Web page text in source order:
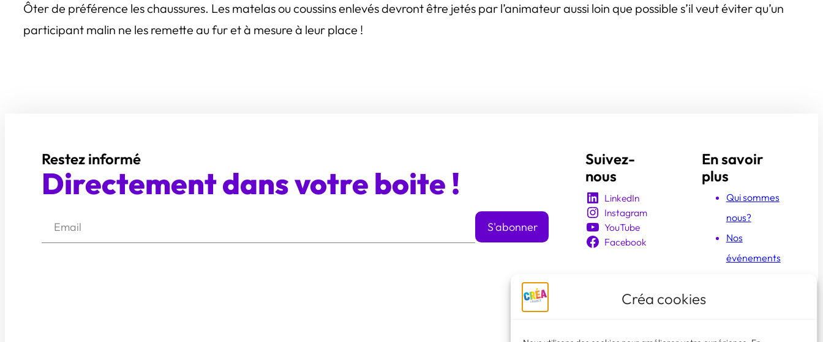
Créa cookies
Ôter de préférence les chaussures. Les matelas ou coussins enlevés devront être jetés par l’animateur aussi loin que possible s’il veut éviter qu’un
participant malin ne les remette au fur et à mesure à leur place !
Restez informé
Directement dans votre boite !
Suivez-
nous
LinkedIn
Instagram
YouTube
Facebook
En savoir
plus
Qui sommes
nous?
Nos
événements
Faire un don